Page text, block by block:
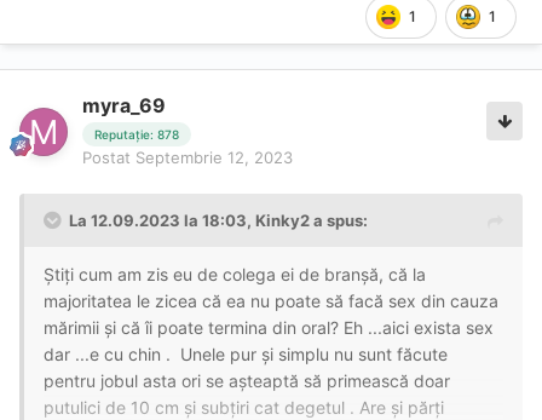
1 1
myra_69
Reputație: 878
Postat Septembrie 12, 2023
La 12.09.2023 la 18:03, Kinky2a spus:
Știți cum am zis eu de colega ei de branșă, că la
majoritatea le zicea că ea nu poate să facă sex din cauza
mărimii și că îi poate termina din oral? Eh ...aici exista sex
dar ...e cu chin . Unele pur și simplu nu sunt făcute
pentru jobul asta ori se așteaptă să primească doar
putulici de 10 cm și subțiri cat degetul . Are și părți